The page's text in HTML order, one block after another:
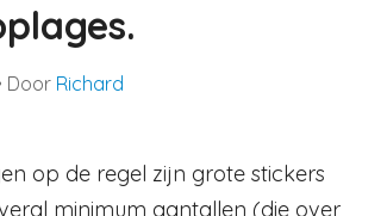
Door Richard
op de regel zijn grote stickers
minimum aantallen (die over